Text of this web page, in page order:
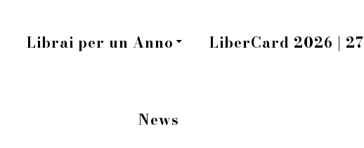
Librai per un Anno LiberCard 2026 | 27
News